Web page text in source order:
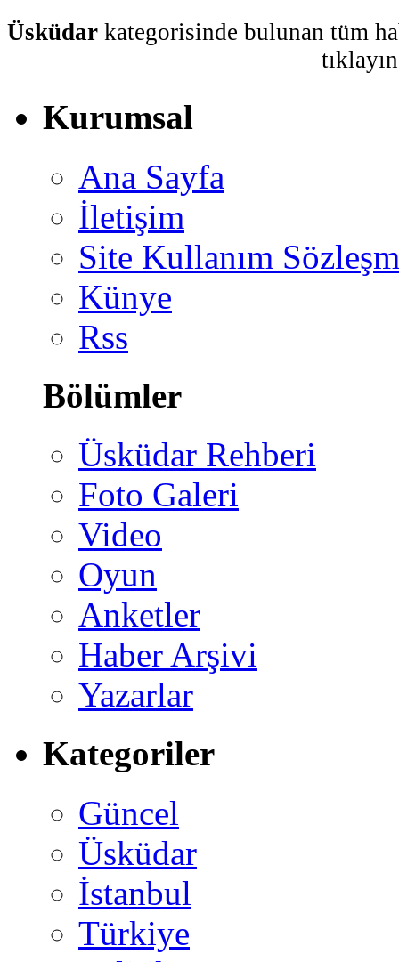
Üsküdar kategorisinde bulunan tüm
Kurumsal
Ana Sayfa
İletişim
Site Kullanım
Künye
Rss
Bölümler
Üsküdar Rehberi
Foto Galeri
Video
Oyun
Anketler
Haber Arşivi
Yazarlar
Kategoriler
Güncel
Üsküdar
İstanbul
Türkiye